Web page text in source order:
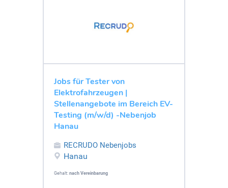
Jobs für Tester von
Elektrofahrzeugen |
Stellenangebote im Bereich EV-
Testing (m/w/d) -Nebenjob
Hanau
RECRUDO Nebenjobs
Hanau
Gehalt: nach Vereinbarung